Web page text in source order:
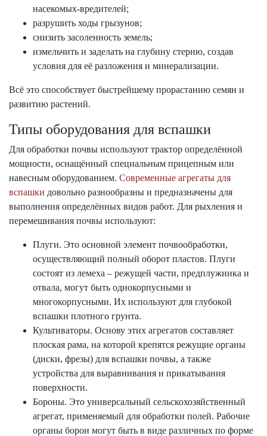
насекомых-вредителей;
разрушить ходы грызунов;
снизить засоленность земель;
измельчить и заделать на глубину стерню, создав
условия для её разложения и минерализации.
Всё это способствует быстрейшему прорастанию семян и
развитию растений.
Типы оборудования для вспашки
Для обработки почвы используют трактор определённой
мощности, оснащённый специальным прицепным или
навесным оборудованием. Современные агрегаты для
вспашки довольно разнообразны и предназначены для
выполнения определённых видов работ. Для рыхления и
перемешивания почвы используют:
Плуги. Это основной элемент почвообработки,
осуществляющий полный оборот пластов. Плуги
состоят из лемеха – режущей части, предплужника и
отвала, могут быть однокорпусными и
многокорпусными. Их используют для глубокой
вспашки плотного грунта.
Культиваторы. Основу этих агрегатов составляет
плоская рама, на которой крепятся режущие органы
(диски, фрезы) для вспашки почвы, а также
устройства для выравнивания и прикатывания
поверхности.
Бороны. Это универсальный сельскохозяйственный
агрегат, применяемый для обработки полей. Рабочие
органы борон могут быть в виде различных по форме